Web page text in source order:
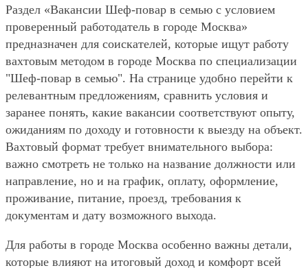
Раздел «Вакансии Шеф-повар в семью с условием
проверенный работодатель в городе Москва»
предназначен для соискателей, которые ищут работу
вахтовым методом в городе Москва по специализации
"Шеф-повар в семью". На странице удобно перейти к
релевантным предложениям, сравнить условия и
заранее понять, какие вакансии соответствуют опыту,
ожиданиям по доходу и готовности к выезду на объект.
Вахтовый формат требует внимательного выбора:
важно смотреть не только на название должности или
направление, но и на график, оплату, оформление,
проживание, питание, проезд, требования к
документам и дату возможного выхода.
Для работы в городе Москва особенно важны детали,
которые влияют на итоговый доход и комфорт всей